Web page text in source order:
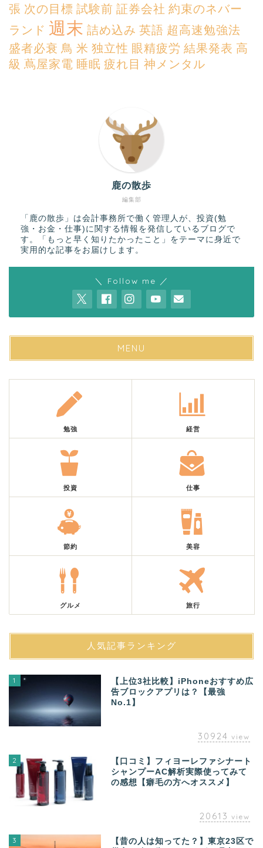
張 次の目標 試験前 証券会社 約束のネバー
ランド 週末 詰め込み 英語 超高速勉強法
盛者必衰 鳥 米 独立性 眼精疲労 結果発表 高
級 蔦屋家電 睡眠 疲れ目 神メンタル
編集部
鹿の散歩
「鹿の散歩」は会計事務所で働く管理人が、投資(勉
強・お金・仕事)に関する情報を発信しているブログで
す。「もっと早く知りたかったこと」をテーマに身近で
実用的な記事をお届けします。
＼ Follow me ／
MENU
勉強 経営
投資 仕事
節約 美容
グルメ 旅行
人気記事ランキング
1
【上位3社比較】iPhoneおすすめ広
告ブロックアプリは？【最強
No.1】
30924 view
2
【口コミ】フィヨーレファシナート
シャンプーAC解析実際使ってみて
の感想【癖毛の方へオススメ】
20613 view
3
【昔の人は知ってた？】東京23区で